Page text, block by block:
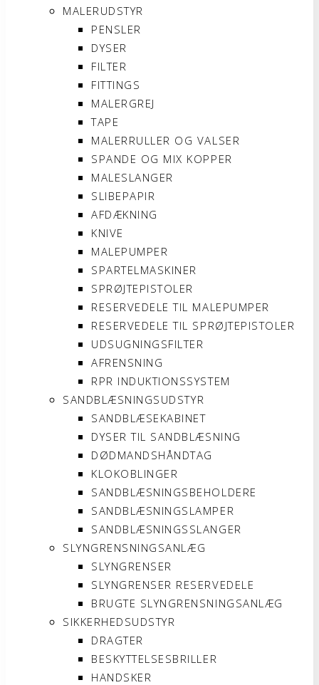
MALERUDSTYR
PENSLER
DYSER
FILTER
FITTINGS
MALERGREJ
TAPE
MALERRULLER OG VALSER
SPANDE OG MIX KOPPER
MALESLANGER
SLIBEPAPIR
AFDÆKNING
KNIVE
MALEPUMPER
SPARTELMASKINER
SPRØJTEPISTOLER
RESERVEDELE TIL MALEPUMPER
RESERVEDELE TIL SPRØJTEPISTOLER
UDSUGNINGSFILTER
AFRENSNING
RPR INDUKTIONSSYSTEM
SANDBLÆSNINGSUDSTYR
SANDBLÆSEKABINET
DYSER TIL SANDBLÆSNING
DØDMANDSHÅNDTAG
KLOKOBLINGER
SANDBLÆSNINGSBEHOLDERE
SANDBLÆSNINGSLAMPER
SANDBLÆSNINGSSLANGER
SLYNGRENSNINGSANLÆG
SLYNGRENSER
SLYNGRENSER RESERVEDELE
BRUGTE SLYNGRENSNINGSANLÆG
SIKKERHEDSUDSTYR
DRAGTER
BESKYTTELSESBRILLER
HANDSKER